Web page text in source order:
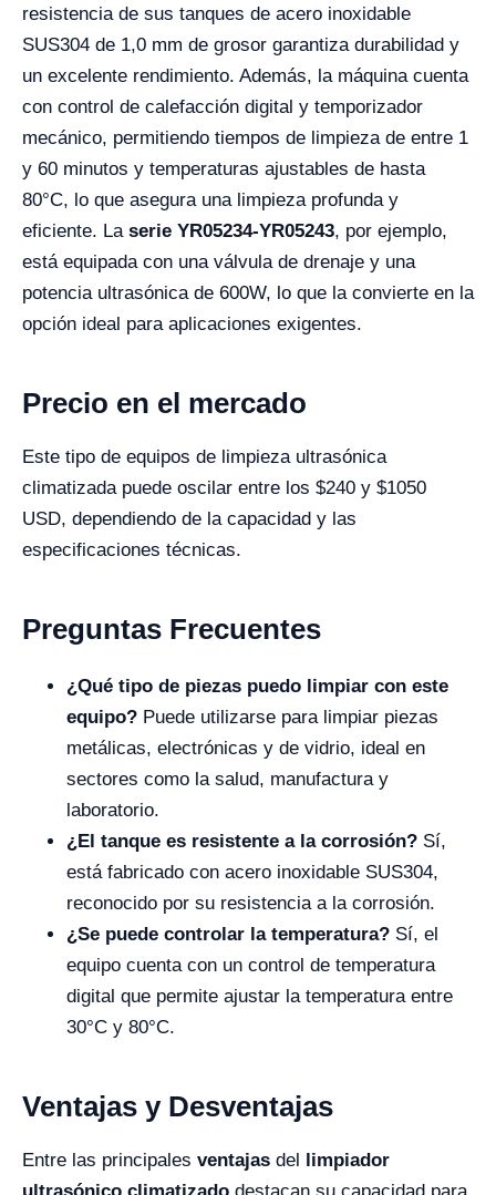
resistencia de sus tanques de acero inoxidable
SUS304 de 1,0 mm de grosor garantiza durabilidad y
un excelente rendimiento. Además, la máquina cuenta
con control de calefacción digital y temporizador
mecánico, permitiendo tiempos de limpieza de entre 1
y 60 minutos y temperaturas ajustables de hasta
80°C, lo que asegura una limpieza profunda y
eficiente. La serie YR05234-YR05243, por ejemplo,
está equipada con una válvula de drenaje y una
potencia ultrasónica de 600W, lo que la convierte en la
opción ideal para aplicaciones exigentes.
Precio en el mercado
Este tipo de equipos de limpieza ultrasónica
climatizada puede oscilar entre los $240 y $1050
USD, dependiendo de la capacidad y las
especificaciones técnicas.
Preguntas Frecuentes
¿Qué tipo de piezas puedo limpiar con este
equipo? Puede utilizarse para limpiar piezas
metálicas, electrónicas y de vidrio, ideal en
sectores como la salud, manufactura y
laboratorio.
¿El tanque es resistente a la corrosión? Sí,
está fabricado con acero inoxidable SUS304,
reconocido por su resistencia a la corrosión.
¿Se puede controlar la temperatura? Sí, el
equipo cuenta con un control de temperatura
digital que permite ajustar la temperatura entre
30°C y 80°C.
Ventajas y Desventajas
Entre las principales ventajas del limpiador